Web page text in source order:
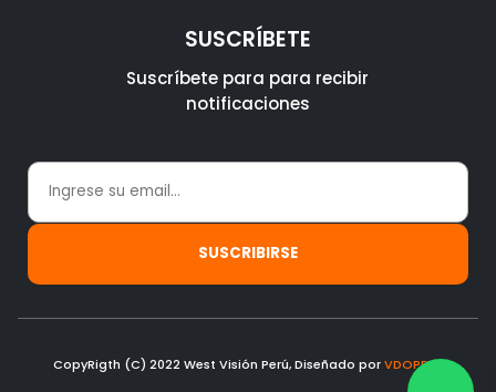
SUSCRÍBETE
Suscríbete para para recibir
notificaciones
CopyRigth (C) 2022 West Visión Perú, Diseñado porVDOPERU